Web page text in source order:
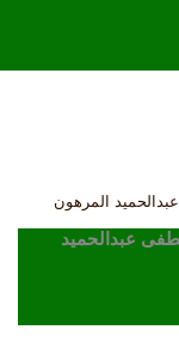
المرهون
عبدالحميد